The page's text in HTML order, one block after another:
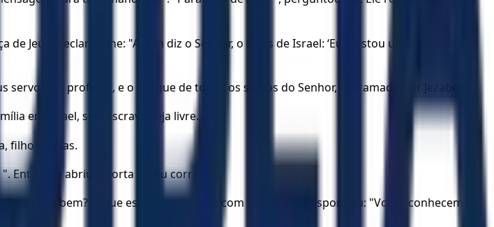
Jeú e declarou-lhe: "Assim diz o Senhor, o Deus de Israel: ‘Eu o estou ungindo rei de
os profetas, e o sangue de todos os servos do Senhor, derramado por Jezabel.
em Israel, seja escravo seja livre.
filho de Aías.
Então ele abriu a porta e saiu correndo.
tudo bem? O que esse louco queria com você? " Jeú respondeu: "Vocês conhecem